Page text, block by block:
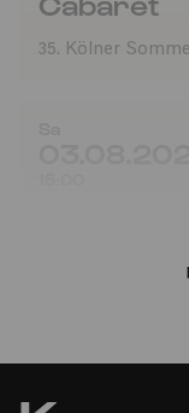
35. Kölner